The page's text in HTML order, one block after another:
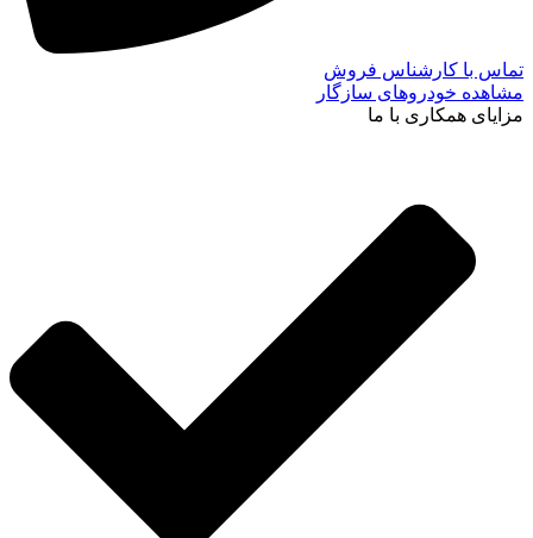
تماس با کارشناس فروش
مشاهده خودروهای سازگار
مزایای همکاری با ما